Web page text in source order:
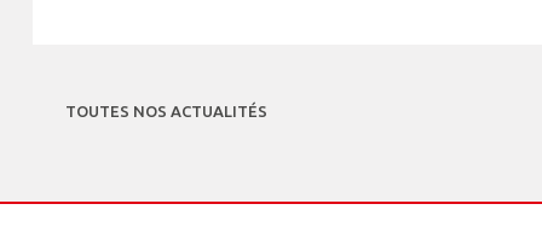
TOUTES NOS ACTUALITÉS